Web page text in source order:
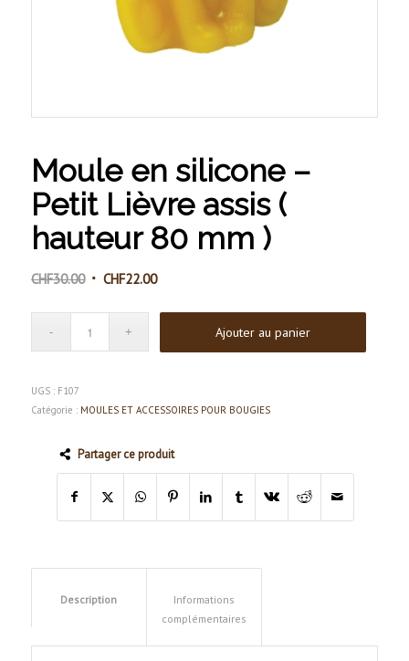
Moule en silicone –
Petit Lièvre assis (
hauteur 80 mm )
CHF30.00 Le CHF22.00Le
Ajouter au panier
UGS : F107
Catégorie : MOULES ET ACCESSOIRES POUR BOUGIES
Partager ce produit
Description
Informations
complémentaires